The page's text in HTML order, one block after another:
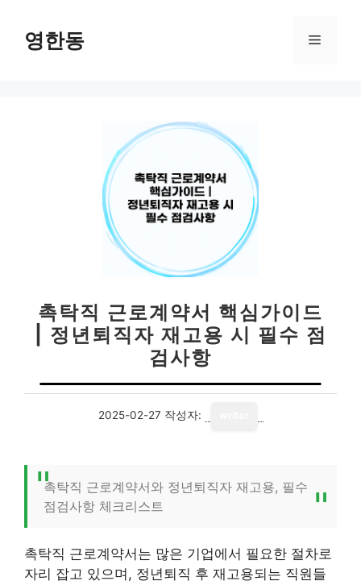
영한동 메
촉탁직 근로계약서 핵심가이드
| 정년퇴직자 재고용 시 필수 점
검사항
2025-02-27 작성자:
촉탁직 근로계약서와 정년퇴직자 재고용, 필수
점검사항 체크리스트
촉탁직 근로계약서는 많은 기업에서 필요한 절차로
자리 잡고 있으며, 정년퇴직 후 재고용되는 직원들